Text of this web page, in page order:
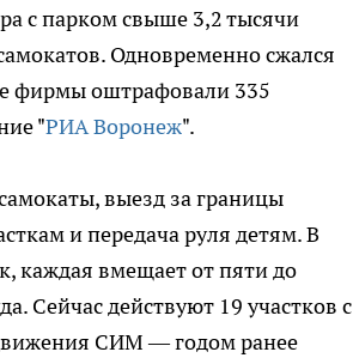
с парком свыше 3,2 тысячи
Одновременно сжался
фирмы оштрафовали 335
"РИА Воронеж".
выезд за границы
и передача руля детям. В
каждая вмещает от пяти до
Сейчас действуют 19 участков с
СИМ — годом ранее